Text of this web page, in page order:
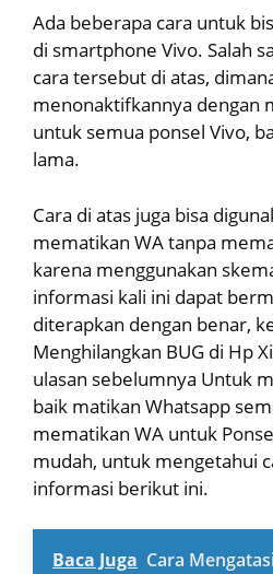
Ada beberapa cara untuk
di smartphone Vivo. Salah
cara tersebut di atas,
menonaktifkannya dengan
untuk semua ponsel Vivo,
lama.
Cara di atas juga bisa
mematikan WA tanpa
karena menggunakan
informasi kali ini dapat
diterapkan dengan benar,
Menghilangkan BUG di Hp
ulasan sebelumnya Untuk
baik matikan Whatsapp
mematikan WA untuk
mudah, untuk mengetahui
informasi berikut ini.
Baca Juga Cara